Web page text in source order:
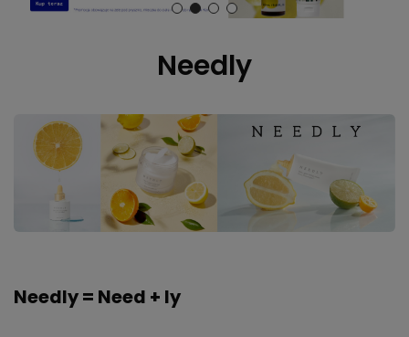
Needly
Needly = Need + ly